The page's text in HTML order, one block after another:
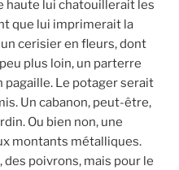
haute lui chatouillerait les
que lui imprimerait la
cerisier en fleurs, dont
plus loin, un parterre
pagaille. Le potager serait
Un cabanon, peut-être,
Ou bien non, une
montants métalliques.
poivrons, mais pour le